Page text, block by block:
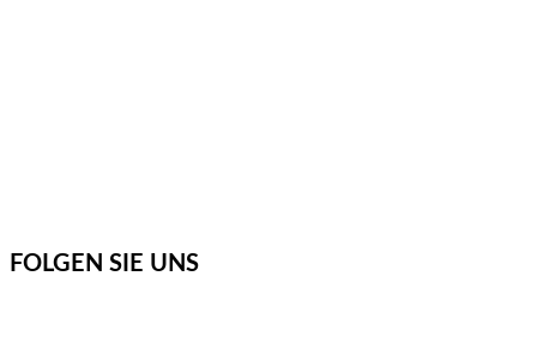
FOLGEN SIE UNS